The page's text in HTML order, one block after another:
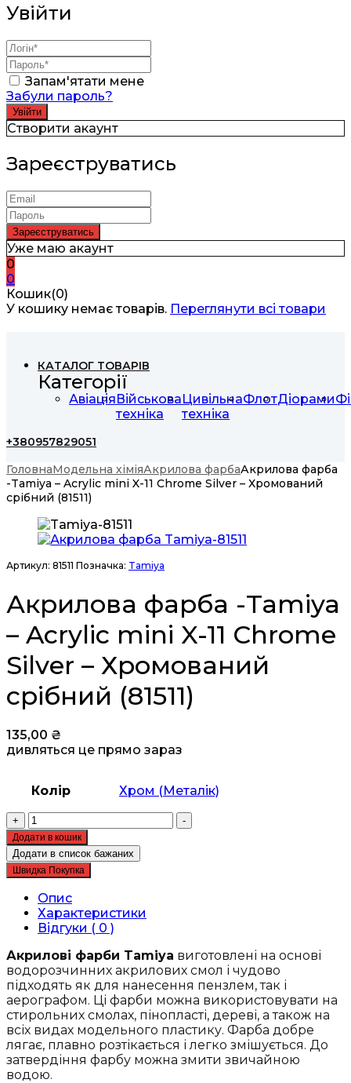
Увійти
Запам'ятати мене
Забули пароль?
Створити акаунт
Зареєструватись
Уже маю акаунт
0
0
Кошик(0)
У кошику немає товарів. Переглянути всі товари
КАТАЛОГ ТОВАРІВ
Категорії
АвіаціяВійськова
техніка
Цивільна
техніка
ФлотДіорами
+380957829051
ГоловнаМодельна хіміяАкрилова фарбаАкрилова фарба
-Tamiya – Acrylic mini X-11 Chrome Silver – Хромований
срібний (81511)
Артикул: 81511 Позначка: Tamiya
Акрилова фарба -Tamiya
– Acrylic mini X-11 Chrome
Silver – Хромований
срібний (81511)
135,00 ₴
дивляться це прямо зараз
Колір Хром (Металік)
+
Акрилова
фарба
-
Tamiya
-
Acrylic
mini
X-
Chrome
Silver
-
Хромований
срібний
(81511)
кількість
-
Додати в кошик
Додати в список бажаних
Швидка Покупка
Опис
Характеристики
Відгуки ( 0 )
Акрилові фарби Tamiya виготовлені на основі
водорозчинних акрилових смол і чудово
підходять як для нанесення пензлем, так і
аерографом. Ці фарби можна використовувати на
стирольних смолах, пінопласті, дереві, а також на
всіх видах модельного пластику. Фарба добре
лягає, плавно розтікається і легко змішується. До
затвердіння фарбу можна змити звичайною
водою.